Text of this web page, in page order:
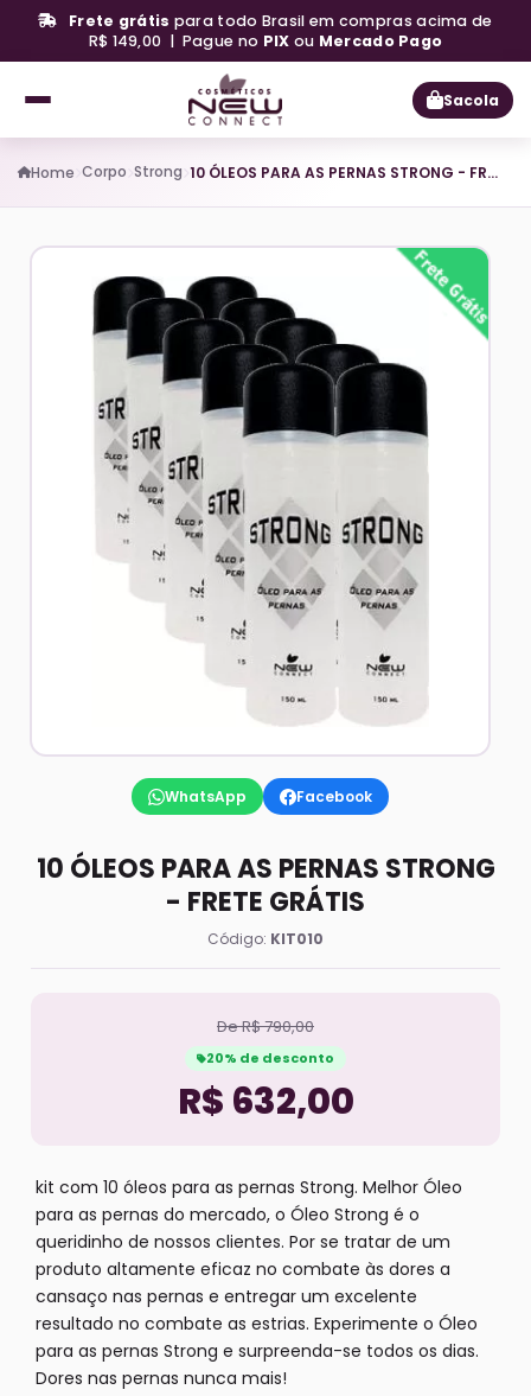
Frete grátis para todo Brasil em compras acima de
R$ 149,00 | Pague no PIX ou Mercado Pago
Sacola
Home Corpo Strong 10 ÓLEOS PARA AS PERNAS STRONG - FRETE GRÁTIS
WhatsApp Facebook
10 ÓLEOS PARA AS PERNAS STRONG
- FRETE GRÁTIS
Código: KIT010
De R$ 790,00
20% de desconto
R$ 632,00
kit com 10 óleos para as pernas Strong. Melhor Óleo
para as pernas do mercado, o Óleo Strong é o
queridinho de nossos clientes. Por se tratar de um
produto altamente eficaz no combate às dores a
cansaço nas pernas e entregar um excelente
resultado no combate as estrias. Experimente o Óleo
para as pernas Strong e surpreenda-se todos os dias.
Dores nas pernas nunca mais!